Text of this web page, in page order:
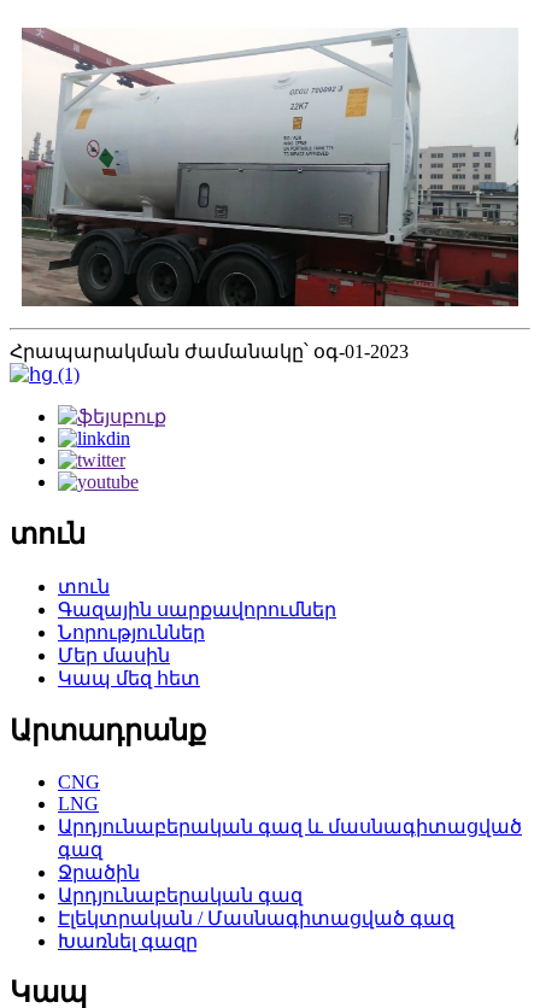
Հրապարակման ժամանակը՝ օգ-01-2023
տուն
տուն
Գազային սարքավորումներ
Նորություններ
Մեր մասին
Կապ մեզ հետ
Արտադրանք
CNG
LNG
Արդյունաբերական գազ և մասնագիտացված
գազ
Ջրածին
Արդյունաբերական գազ
Էլեկտրական / Մասնագիտացված գազ
Խառնել գազը
Կապ